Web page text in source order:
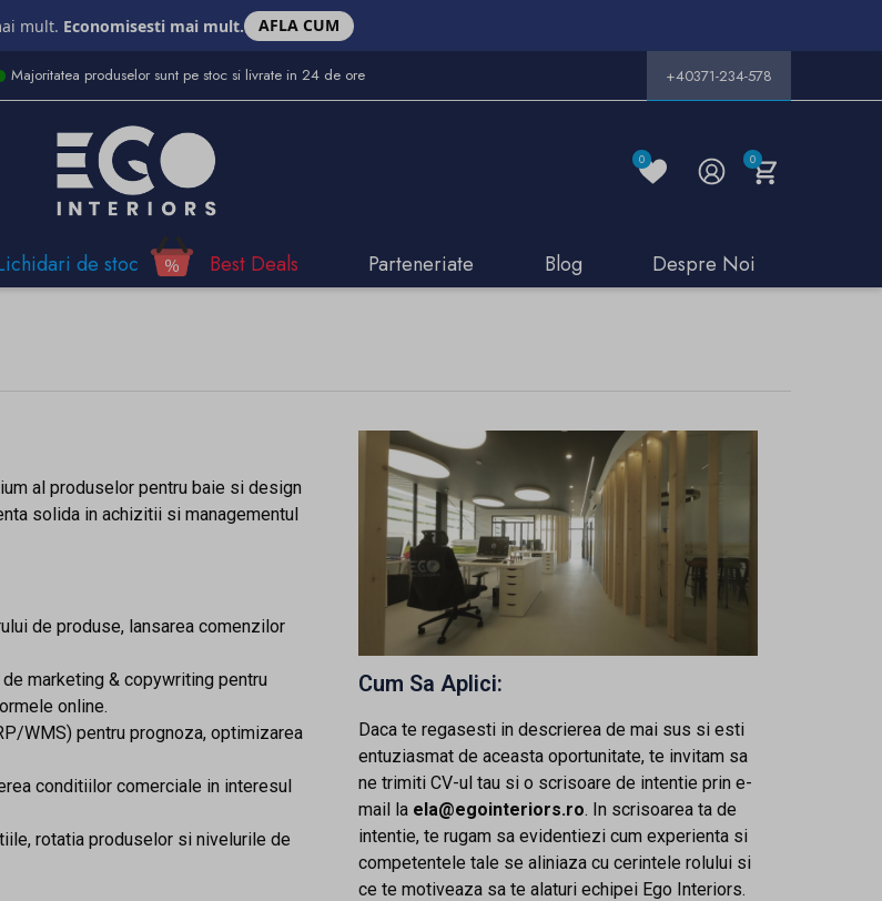
mult. Economisesti mai mult. AFLA CUM
Majoritatea produselor sunt pe stoc si livrate in 24 de ore +40371-234-578
0 0
de stoc Best Deals Parteneriate Blog Despre Noi
al produselor pentru baie si design
solida in achizitii si managementul
de produse, lansarea comenzilor
marketing & copywriting pentru
online.
WMS) pentru prognoza, optimizarea
conditiilor comerciale in interesul
rotatia produselor si nivelurile de
Cum Sa Aplici:
Daca te regasesti in descrierea de mai sus si esti
entuziasmat de aceasta oportunitate, te invitam sa
ne trimiti CV-ul tau si o scrisoare de intentie prin e-
mail la ela@egointeriors.ro. In scrisoarea ta de
intentie, te rugam sa evidentiezi cum experienta si
competentele tale se aliniaza cu cerintele rolului si
ce te motiveaza sa te alaturi echipei Ego Interiors.